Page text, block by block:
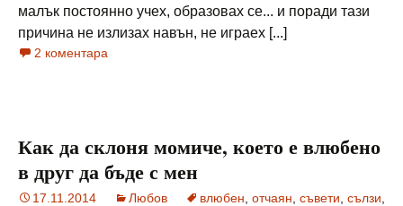
малък постоянно учех, образовах се... и поради тази
причина не излизах навън, не играех [...]
2 коментара
Как да склоня момиче, което е влюбено
в друг да бъде с мен
17.11.2014 Любов влюбен отчаян съвети сълзи